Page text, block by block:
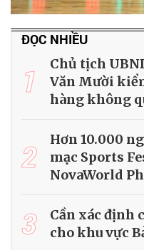
ĐỌC NHIỀU
1
Chủ tịch
Văn Mười
hàng không
2
Hơn 10.000
mạc Sports
NovaWorld
3
Cần xác định
cho khu vực